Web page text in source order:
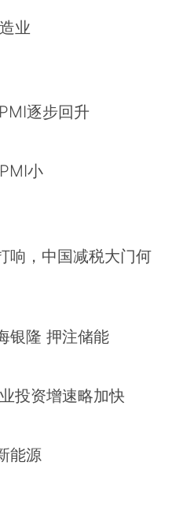
业
逐步回升
小
响，中国减税大门何
银隆 押注储能
投资增速略加快
能源